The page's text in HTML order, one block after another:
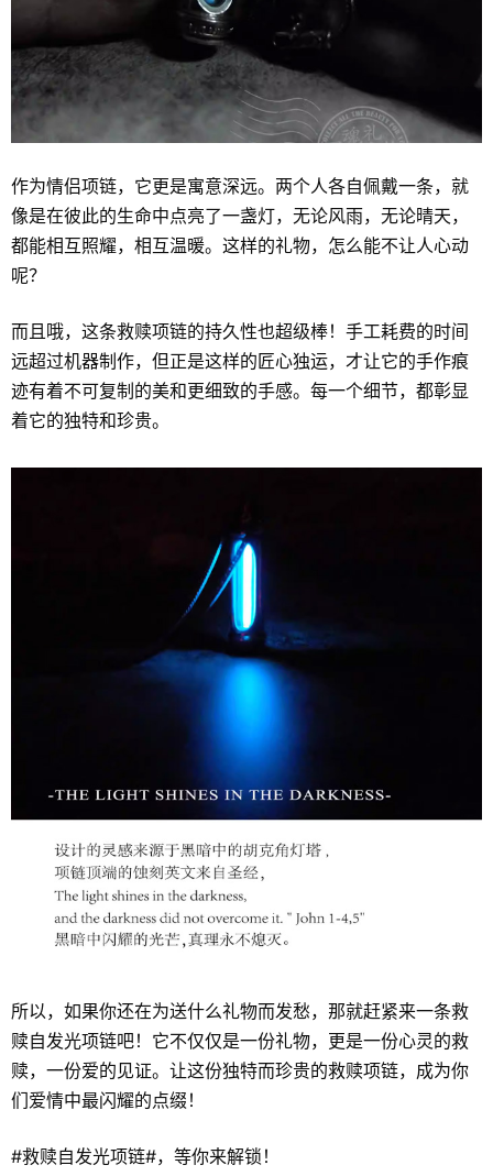
作为情侣项链，它更是寓意深远。两个人各自佩戴一条，就
像是在彼此的生命中点亮了一盏灯，无论风雨，无论晴天，
都能相互照耀，相互温暖。这样的礼物，怎么能不让人心动
呢？
而且哦，这条救赎项链的持久性也超级棒！手工耗费的时间
远超过机器制作，但正是这样的匠心独运，才让它的手作痕
迹有着不可复制的美和更细致的手感。每一个细节，都彰显
着它的独特和珍贵。
所以，如果你还在为送什么礼物而发愁，那就赶紧来一条救
赎自发光项链吧！它不仅仅是一份礼物，更是一份心灵的救
赎，一份爱的见证。让这份独特而珍贵的救赎项链，成为你
们爱情中最闪耀的点缀！
#救赎自发光项链#，等你来解锁！